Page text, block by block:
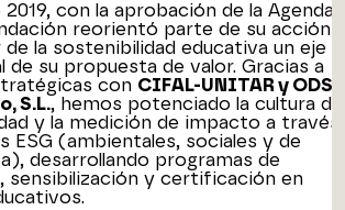
con la aprobación de la Agenda
reorientó parte de su acción
de la sostenibilidad educativa un eje
de su propuesta de valor. Gracias a
con CIFAL-UNITAR y ODS
S.L., hemos potenciado la cultura de
y la medición de impacto a través
ESG (ambientales, sociales y de
desarrollando programas de
sensibilización y certificación en